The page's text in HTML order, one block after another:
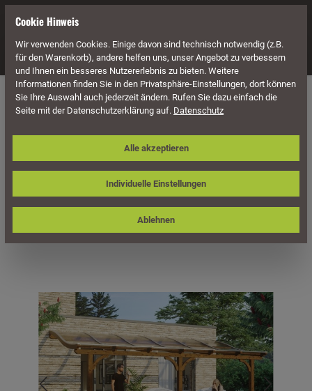
Navigation
Überdachung Terrassenüberdachungen
Skan Holz Terrassenüberdachung
Venezia 648 x 239 cm, Leimholz,
Doppelstegplatten
Bildergalerie überspringen
Cookie Hinweis
Wir verwenden Cookies. Einige davon sind technisch notwendig (z.B.
für den Warenkorb), andere helfen uns, unser Angebot zu verbessern
und Ihnen ein besseres Nutzererlebnis zu bieten. Weitere
Informationen finden Sie in den Privatsphäre-Einstellungen, dort können
Sie Ihre Auswahl auch jederzeit ändern. Rufen Sie dazu einfach die
Seite mit der Datenschutzerklärung auf. Datenschutz
Individuelle Einstellungen
Ablehnen
Alle akzeptieren